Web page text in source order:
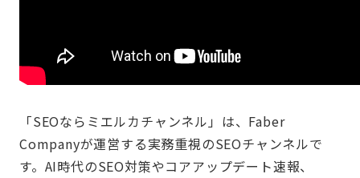
「SEOならミエルカチャンネル」は、Faber
Companyが運営する実務重視のSEOチャンネルで
す。AI時代のSEO対策やコアアップデート速報、